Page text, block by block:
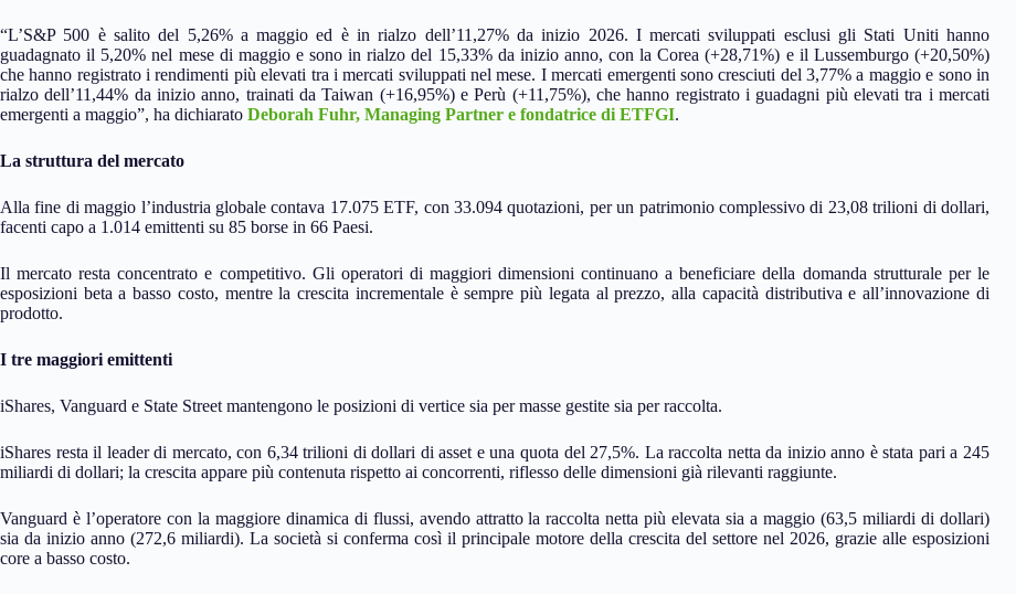
“L’S&P 500 è salito del 5,26% a maggio ed è in rialzo dell’11,27% da inizio 2026. I mercati sviluppati esclusi gli Stati Uniti hanno
guadagnato il 5,20% nel mese di maggio e sono in rialzo del 15,33% da inizio anno, con la Corea (+28,71%) e il Lussemburgo (+20,50%)
che hanno registrato i rendimenti più elevati tra i mercati sviluppati nel mese. I mercati emergenti sono cresciuti del 3,77% a maggio e sono in
rialzo dell’11,44% da inizio anno, trainati da Taiwan (+16,95%) e Perù (+11,75%), che hanno registrato i guadagni più elevati tra i mercati
emergenti a maggio”, ha dichiarato Deborah Fuhr, Managing Partner e fondatrice di ETFGI.
La struttura del mercato
Alla fine di maggio l’industria globale contava 17.075 ETF, con 33.094 quotazioni, per un patrimonio complessivo di 23,08 trilioni di dollari,
facenti capo a 1.014 emittenti su 85 borse in 66 Paesi.
Il mercato resta concentrato e competitivo. Gli operatori di maggiori dimensioni continuano a beneficiare della domanda strutturale per le
esposizioni beta a basso costo, mentre la crescita incrementale è sempre più legata al prezzo, alla capacità distributiva e all’innovazione di
prodotto.
I tre maggiori emittenti
iShares, Vanguard e State Street mantengono le posizioni di vertice sia per masse gestite sia per raccolta.
iShares resta il leader di mercato, con 6,34 trilioni di dollari di asset e una quota del 27,5%. La raccolta netta da inizio anno è stata pari a 245
miliardi di dollari; la crescita appare più contenuta rispetto ai concorrenti, riflesso delle dimensioni già rilevanti raggiunte.
Vanguard è l’operatore con la maggiore dinamica di flussi, avendo attratto la raccolta netta più elevata sia a maggio (63,5 miliardi di dollari)
sia da inizio anno (272,6 miliardi). La società si conferma così il principale motore della crescita del settore nel 2026, grazie alle esposizioni
core a basso costo.